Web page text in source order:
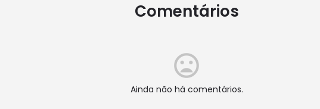
Comentários
Ainda não há comentários.